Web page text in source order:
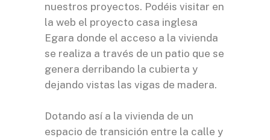
nuestros proyectos. Podéis visitar en
la web el proyecto casa inglesa
Egara donde el acceso a la vivienda
se realiza a través de un patio que se
genera derribando la cubierta y
dejando vistas las vigas de madera.
Dotando así a la vivienda de un
espacio de transición entre la calle y